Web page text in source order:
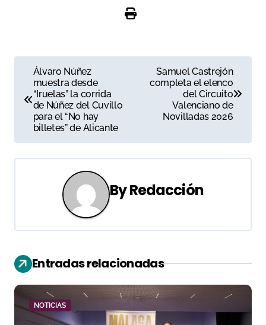
a
e
g
i
ó
n
d
Álvaro Núñez
muestra desde
“Iruelas” la corrida
de Núñez del Cuvillo
para el “No hay
billetes” de Alicante
Samuel Castrejón
completa el elenco
del Circuito
Valenciano de
Novilladas 2026
ByRedacción
Entradas relacionadas
NOTICIAS